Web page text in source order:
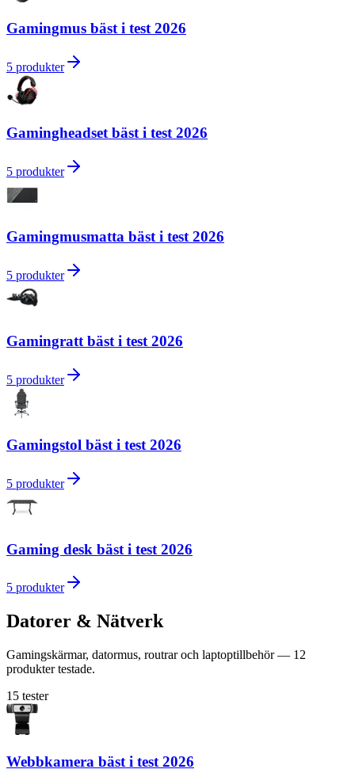
Gamingmus bäst i test 2026
5 produkter
Gamingheadset bäst i test 2026
5 produkter
Gamingmusmatta bäst i test 2026
5 produkter
Gamingratt bäst i test 2026
5 produkter
Gamingstol bäst i test 2026
5 produkter
Gaming desk bäst i test 2026
5 produkter
Datorer & Nätverk
Gamingskärmar, datormus, routrar och laptoptillbehör — 12
produkter testade.
15 tester
Webbkamera bäst i test 2026